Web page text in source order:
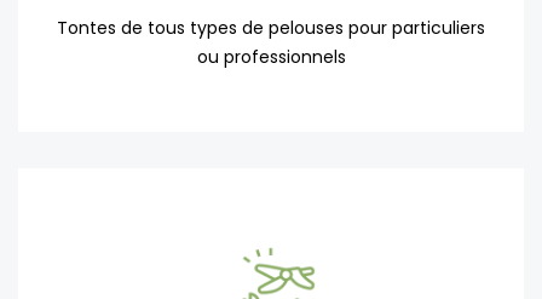
Tontes de tous types de pelouses pour particuliers
ou professionnels